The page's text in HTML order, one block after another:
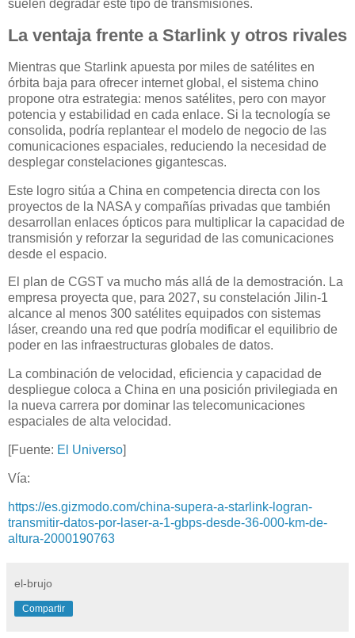
suelen degradar este tipo de transmisiones.
La ventaja frente a Starlink y otros rivales
Mientras que Starlink apuesta por miles de satélites en
órbita baja para ofrecer internet global, el sistema chino
propone otra estrategia: menos satélites, pero con mayor
potencia y estabilidad en cada enlace. Si la tecnología se
consolida, podría replantear el modelo de negocio de las
comunicaciones espaciales, reduciendo la necesidad de
desplegar constelaciones gigantescas.
Este logro sitúa a China en competencia directa con los
proyectos de la NASA y compañías privadas que también
desarrollan enlaces ópticos para multiplicar la capacidad de
transmisión y reforzar la seguridad de las comunicaciones
desde el espacio.
El plan de CGST va mucho más allá de la demostración. La
empresa proyecta que, para 2027, su constelación Jilin-1
alcance al menos 300 satélites equipados con sistemas
láser, creando una red que podría modificar el equilibrio de
poder en las infraestructuras globales de datos.
La combinación de velocidad, eficiencia y capacidad de
despliegue coloca a China en una posición privilegiada en
la nueva carrera por dominar las telecomunicaciones
espaciales de alta velocidad.
[Fuente: El Universo]
Vía:
https://es.gizmodo.com/china-supera-a-starlink-logran-
transmitir-datos-por-laser-a-1-gbps-desde-36-000-km-de-
altura-2000190763
el-brujo
Compartir